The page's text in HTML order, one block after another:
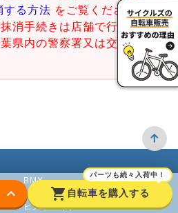
する方法 をご覧ください。
消手続きは店舗で行うこ
県内の警察署又は交番ま
keyboard_arrow_down shopping_cart
パーツも続々入荷中！
自転車を購入する
BMX
ピストバイク